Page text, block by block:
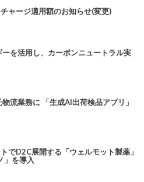
ャージ適用額のお知らせ(変更)
を活用し、カーボンニュートラル実
流業務に 「生成AI出荷検品アプリ」
でD2C展開する「ウェルモット製薬」
」を導入